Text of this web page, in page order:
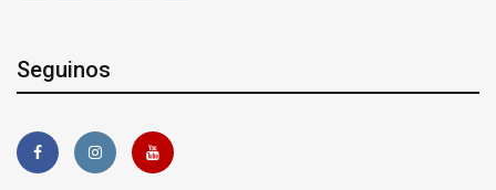
Seguinos